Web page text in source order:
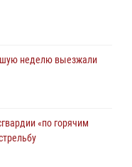
неделю выезжали
«по горячим